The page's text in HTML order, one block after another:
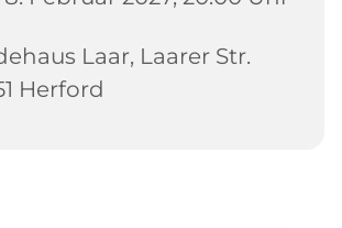
Laar, Laarer Str.
Herford